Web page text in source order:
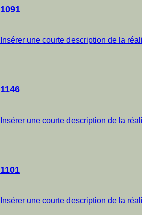
1091
Insérer une courte description de la
1146
Insérer une courte description de la
1101
Insérer une courte description de la